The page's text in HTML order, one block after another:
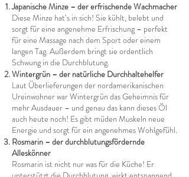
Japanische Minze – der erfrischende Wachmacher
Diese Minze hat’s in sich! Sie kühlt, belebt und
sorgt für eine angenehme Erfrischung – perfekt
für eine Massage nach dem Sport oder einem
langen Tag. Außerdem bringt sie ordentlich
Schwung in die Durchblutung.
Wintergrün – der natürliche Durchhaltehelfer
Laut Überlieferungen der nordamerikanischen
Ureinwohner war Wintergrün das Geheimnis für
mehr Ausdauer – und genau das kann dieses Öl
auch heute noch! Es gibt müden Muskeln neue
Energie und sorgt für ein angenehmes Wohlgefühl.
Rosmarin – der durchblutungsfördernde
Alleskönner
Rosmarin ist nicht nur was für die Küche! Er